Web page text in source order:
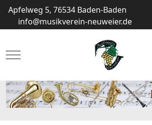
Apfelweg 5, 76534 Baden-Baden
info@musikverein-neuweier.de
Mobile Menu Toggle